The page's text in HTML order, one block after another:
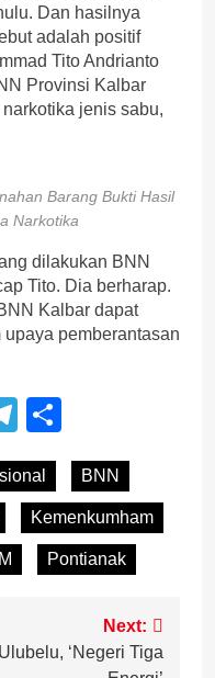
Dan hasilnya
adalah positif
Tito Andrianto
Provinsi Kalbar
jenis sabu,
Barang Bukti Hasil
Narkotika
dilakukan BNN
Tito. Dia berharap.
Kalbar dapat
pemberantasan
Telegram
BNN
Kemenkumham
Pontianak
Next:
Ulubelu, ‘Negeri Tiga